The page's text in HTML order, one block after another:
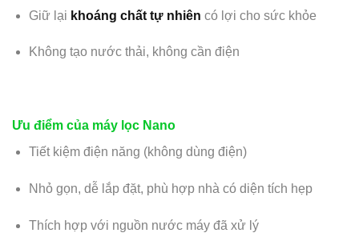
Giữ lại khoáng chất tự nhiên có lợi cho sức khỏe
Không tạo nước thải, không cần điện
Ưu điểm của máy lọc Nano
Tiết kiệm điện năng (không dùng điện)
Nhỏ gọn, dễ lắp đặt, phù hợp nhà có diện tích hẹp
Thích hợp với nguồn nước máy đã xử lý